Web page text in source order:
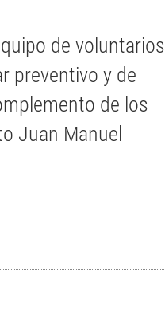
de voluntarios
preventivo y de
de los
Juan Manuel